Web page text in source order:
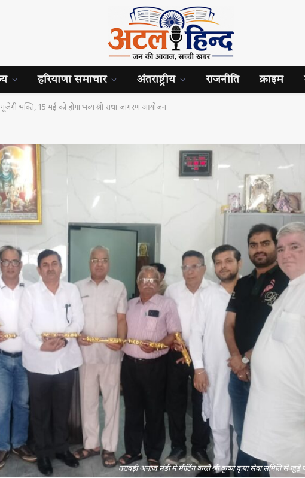
हरियाणा समाचार अंतराष्ट्रीय राजनीति क्राइम
भक्ति, 15 मई को होगा भव्य श्री राधा जागरण आयोजन
तरावड़ी अनाज मंडी मे मीटिंग करते श्री कृष्ण कृपा सेवा समिति से जुड़े